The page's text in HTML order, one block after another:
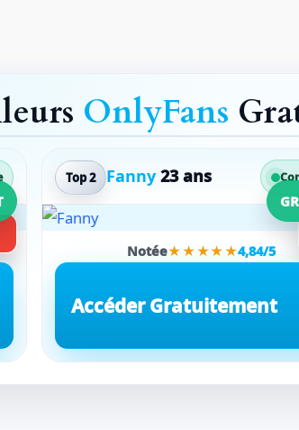
OnlyFans
Top 2 Fanny 23 ans
Notée★★★★★4,84/5
Accéder Gratuitement